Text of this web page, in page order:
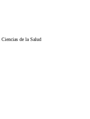
de la Salud